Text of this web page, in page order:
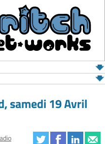
samedi 19 Avril